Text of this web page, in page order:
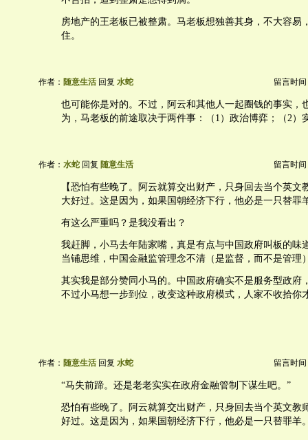
房地产的王老板已被整肃。马老板想独善其身，不大容易
住。
作者： 随意生活 回复 水蛇 留言时间
也可能你是对的。不过，阿云和其他人一起圈钱的事实，
为，马老板的前途取决于两件事：（1）政治博弈；（2）
作者： 水蛇 回复 随意生活 留言时间
【恐怕有些晚了。阿云就算交出财产，只身回去当个英文
大好过。这是因为，如果国朝经济下行，他必是一只替罪
有这么严重吗？是我没看出？
我赶脚，小马去年陆家嘴，真是有点与中国政府叫板的味
当铺思维，中国金融监管理念不清（是监督，而不是管理
其实我是部分赞同小马的。中国政府确实不是服务型政府
不过小马想一步到位，改变这种政府模式，人家不收拾你
作者： 随意生活 回复 水蛇 留言时间
“马失前蹄。还是老老实实在政府金融管制下谋生吧。”
恐怕有些晚了。阿云就算交出财产，只身回去当个英文教
好过。这是因为，如果国朝经济下行，他必是一只替罪羊